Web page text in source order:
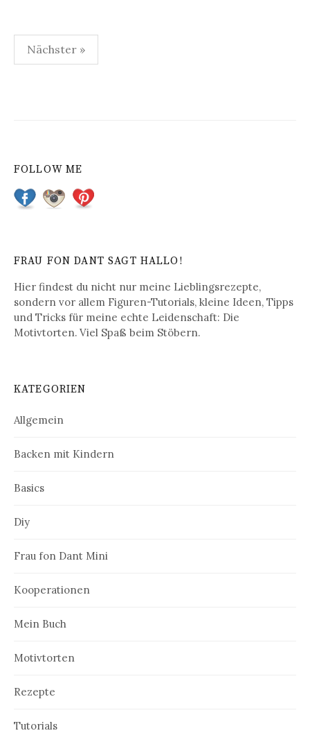
r
a
s
N
a
g
a
t
o
n
Nächster »
FOLLOW ME
FRAU FON DANT SAGT HALLO!
Hier findest du nicht nur meine Lieblingsrezepte,
sondern vor allem Figuren-Tutorials, kleine Ideen, Tipps
und Tricks für meine echte Leidenschaft: Die
Motivtorten. Viel Spaß beim Stöbern.
KATEGORIEN
Allgemein
Backen mit Kindern
Basics
Diy
Frau fon Dant Mini
Kooperationen
Mein Buch
Motivtorten
Rezepte
Tutorials